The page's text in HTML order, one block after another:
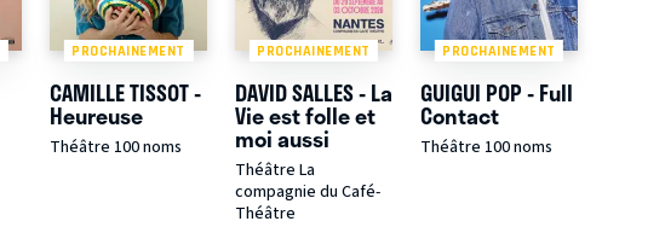
PROCHAINEMENT
CAMILLE TISSOT -
Heureuse
Théâtre 100 noms
PROCHAINEMENT
DAVID SALLES - La
Vie est folle et
moi aussi
Théâtre La
compagnie du Café-
Théâtre
PROCHAINEMENT
GUIGUI POP - Full
Contact
Théâtre 100 noms